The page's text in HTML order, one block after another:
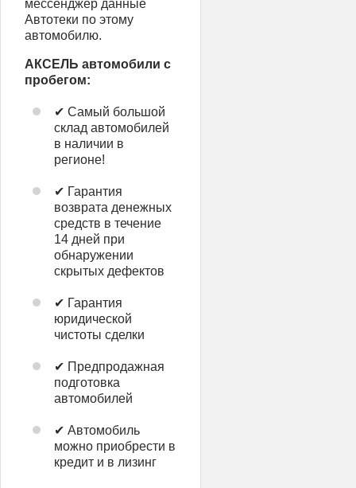
мессенджер данные
Автотеки по этому
автомобилю.
АКСЕЛЬ автомобили с
пробегом:
✔ Самый большой
склад автомобилей
в наличии в
регионе!
✔ Гарантия
возврата денежных
средств в течение
14 дней при
обнаружении
скрытых дефектов
✔ Гарантия
юридической
чистоты сделки
✔ Предпродажная
подготовка
автомобилей
✔ Автомобиль
можно приобрести в
кредит и в лизинг